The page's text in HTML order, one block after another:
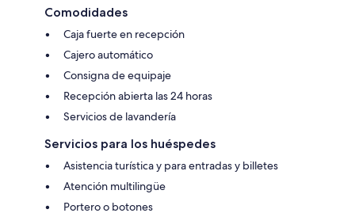
Comodidades
Caja fuerte en recepción
Cajero automático
Consigna de equipaje
Recepción abierta las 24 horas
Servicios de lavandería
Servicios para los huéspedes
Asistencia turística y para entradas y billetes
Atención multilingüe
Portero o botones